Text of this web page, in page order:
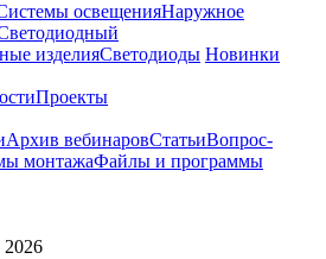
освещенияНаружное
изделияСветодиоды Новинки
Проекты
Архив вебинаровСтатьиВопрос-
монтажаФайлы и программы
2026